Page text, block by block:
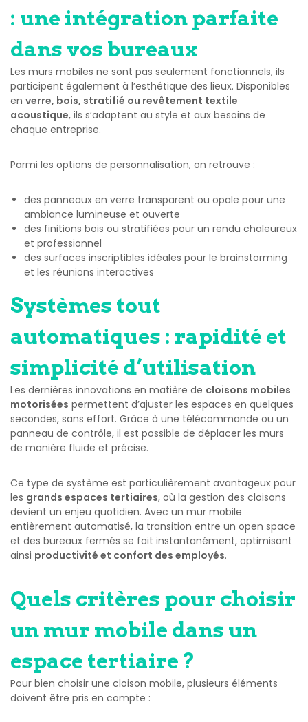
: une intégration parfaite
dans vos bureaux
Les murs mobiles ne sont pas seulement fonctionnels, ils
participent également à l’esthétique des lieux. Disponibles
en verre, bois, stratifié ou revêtement textile
acoustique, ils s’adaptent au style et aux besoins de
chaque entreprise.
Parmi les options de personnalisation, on retrouve :
des panneaux en verre transparent ou opale pour une
ambiance lumineuse et ouverte
des finitions bois ou stratifiées pour un rendu chaleureux
et professionnel
des surfaces inscriptibles idéales pour le brainstorming
et les réunions interactives
Systèmes tout
automatiques : rapidité et
simplicité d’utilisation
Les dernières innovations en matière de cloisons mobiles
motorisées permettent d’ajuster les espaces en quelques
secondes, sans effort. Grâce à une télécommande ou un
panneau de contrôle, il est possible de déplacer les murs
de manière fluide et précise.
Ce type de système est particulièrement avantageux pour
les grands espaces tertiaires, où la gestion des cloisons
devient un enjeu quotidien. Avec un mur mobile
entièrement automatisé, la transition entre un open space
et des bureaux fermés se fait instantanément, optimisant
ainsi productivité et confort des employés.
Quels critères pour choisir
un mur mobile dans un
espace tertiaire ?
Pour bien choisir une cloison mobile, plusieurs éléments
doivent être pris en compte :